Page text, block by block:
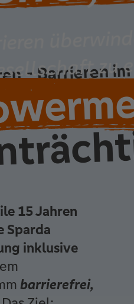
zu
- Barrieren
15 Jahren
Sparda
inklusive
barrierefrei,